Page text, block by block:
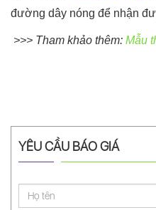
đường dây nóng để nhận
>>> Tham khảo thêm: Mẫu
YÊU CẦU BÁO GIÁ